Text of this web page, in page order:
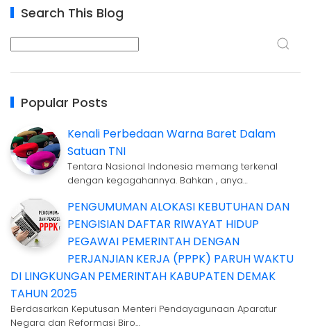
Search This Blog
Popular Posts
Kenali Perbedaan Warna Baret Dalam
Satuan TNI
Tentara Nasional Indonesia memang terkenal
dengan kegagahannya. Bahkan , anya…
PENGUMUMAN ALOKASI KEBUTUHAN DAN
PENGISIAN DAFTAR RIWAYAT HIDUP
PEGAWAI PEMERINTAH DENGAN
PERJANJIAN KERJA (PPPK) PARUH WAKTU
DI LINGKUNGAN PEMERINTAH KABUPATEN DEMAK
TAHUN 2025
Berdasarkan Keputusan Menteri Pendayagunaan Aparatur
Negara dan Reformasi Biro…